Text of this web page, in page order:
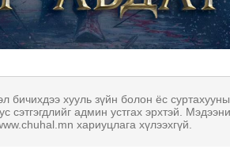
бичихдээ хууль зүйн болон ёс
сэтгэгдлийг админ устгах эрхтэй.
хариуцлага хүлээхгүй.